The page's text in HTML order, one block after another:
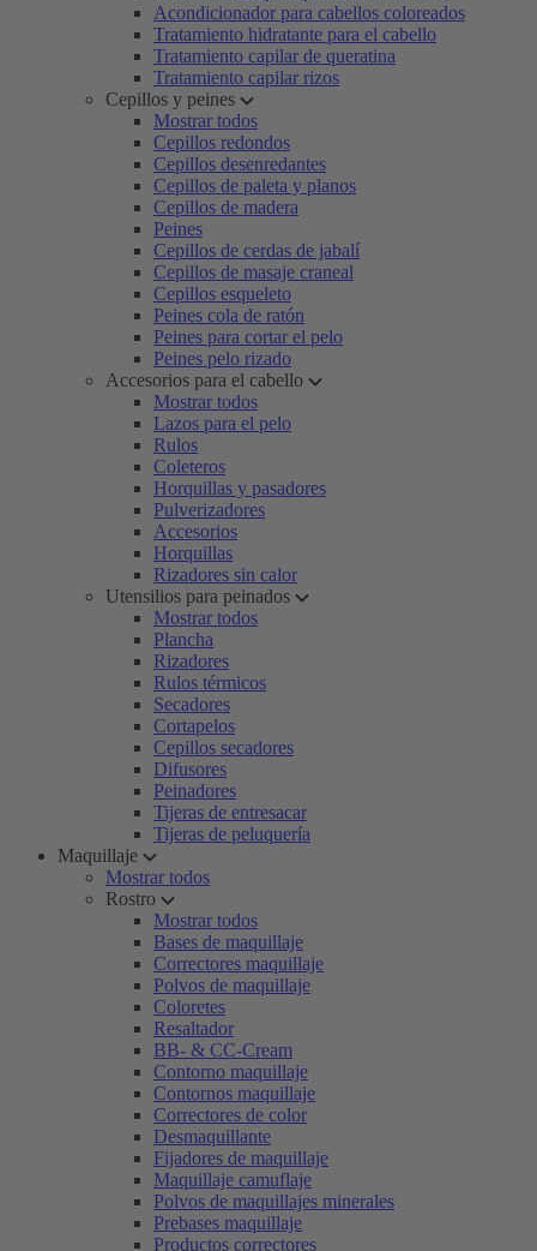
Acondicionador para cabellos coloreados
Tratamiento hidratante para el cabello
Tratamiento capilar de queratina
Tratamiento capilar rizos
Cepillos y peines
Mostrar todos
Cepillos redondos
Cepillos desenredantes
Cepillos de paleta y planos
Cepillos de madera
Peines
Cepillos de cerdas de jabalí
Cepillos de masaje craneal
Cepillos esqueleto
Peines cola de ratón
Peines para cortar el pelo
Peines pelo rizado
Accesorios para el cabello
Mostrar todos
Lazos para el pelo
Rulos
Coleteros
Horquillas y pasadores
Pulverizadores
Accesorios
Horquillas
Rizadores sin calor
Utensilios para peinados
Mostrar todos
Plancha
Rizadores
Rulos térmicos
Secadores
Cortapelos
Cepillos secadores
Difusores
Peinadores
Tijeras de entresacar
Tijeras de peluquería
Maquillaje
Mostrar todos
Rostro
Mostrar todos
Bases de maquillaje
Correctores maquillaje
Polvos de maquillaje
Coloretes
Resaltador
BB- & CC-Cream
Contorno maquillaje
Contornos maquillaje
Correctores de color
Desmaquillante
Fijadores de maquillaje
Maquillaje camuflaje
Polvos de maquillajes minerales
Prebases maquillaje
Productos correctores